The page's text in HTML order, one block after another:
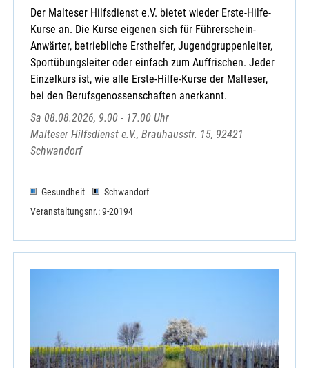
Der Malteser Hilfsdienst e.V. bietet wieder Erste-Hilfe-
Kurse an. Die Kurse eigenen sich für Führerschein-
Anwärter, betriebliche Ersthelfer, Jugendgruppenleiter,
Sportübungsleiter oder einfach zum Auffrischen. Jeder
Einzelkurs ist, wie alle Erste-Hilfe-Kurse der Malteser,
bei den Berufsgenossenschaften anerkannt.
Sa 08.08.2026, 9.00 - 17.00 Uhr
Malteser Hilfsdienst e.V., Brauhausstr. 15, 92421
Schwandorf
Gesundheit
Schwandorf
Veranstaltungsnr.: 9-20194